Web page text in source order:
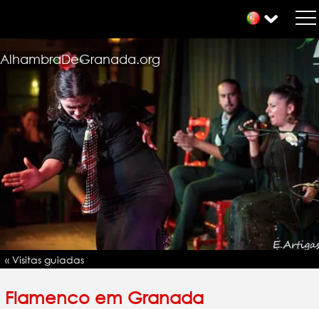
AlhambraDeGranada.org
« Visitas guiadas
Flamenco em Granada